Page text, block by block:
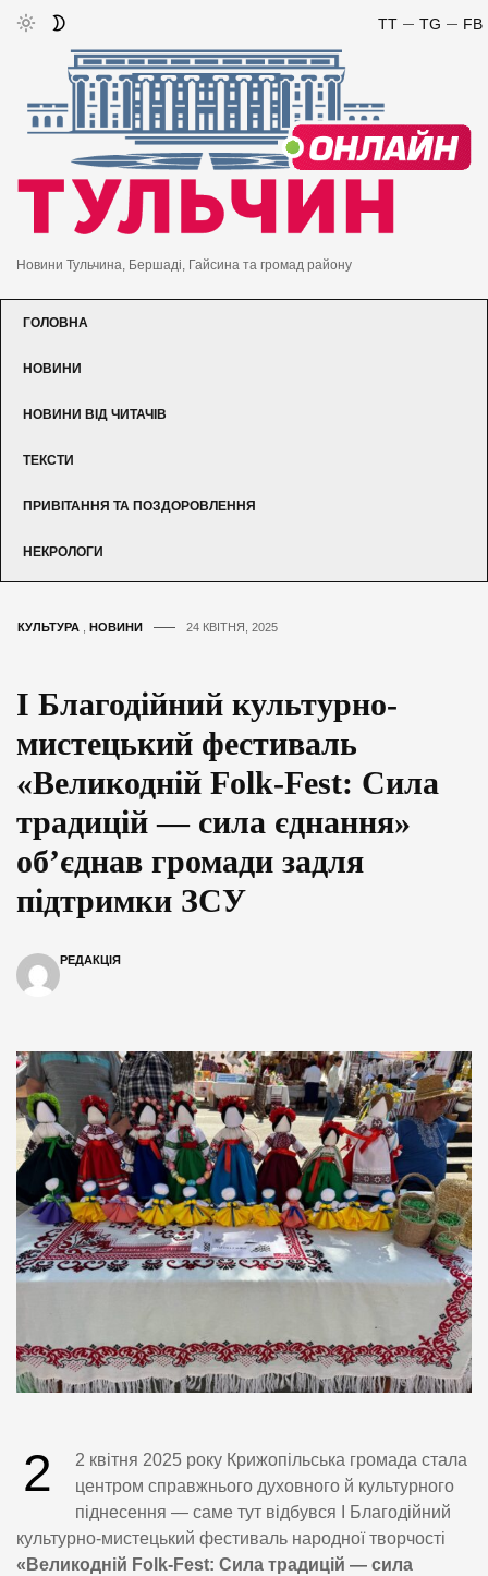
FB
TG
TT
Новини Тульчина, Бершаді, Гайсина та громад району
ГОЛОВНА
НОВИНИ
НОВИНИ ВІД ЧИТАЧІВ
ТЕКСТИ
ПРИВІТАННЯ ТА ПОЗДОРОВЛЕННЯ
НЕКРОЛОГИ
КУЛЬТУРА НОВИНИ 24 КВІТНЯ, 2025
І Благодійний культурно-
мистецький фестиваль
«Великодній Folk-Fest: Сила
традицій — сила єднання»
об’єднав громади задля
підтримки ЗСУ
РЕДАКЦІЯ
2
2 квітня 2025 року Крижопільська громада стала
центром справжнього духовного й культурного
піднесення — саме тут відбувся І Благодійний
культурно-мистецький фестиваль народної творчості
«Великодній Folk-Fest: Сила традицій — сила